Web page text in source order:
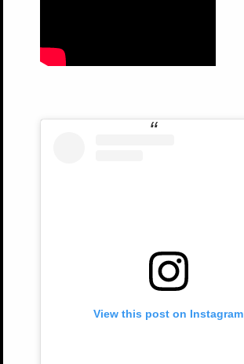
View this post on Instagram